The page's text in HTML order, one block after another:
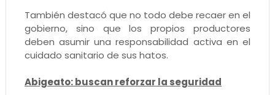
También destacó que no todo debe recaer en el
gobierno, sino que los propios productores
deben asumir una responsabilidad activa en el
cuidado sanitario de sus hatos.
Abigeato: buscan reforzar la seguridad